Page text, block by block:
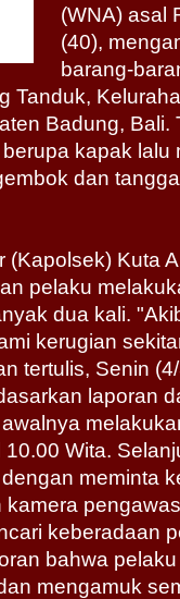
(WNA) asal
(40),
barang-
Tanduk,
Badung, Bali.
kapak lalu
dan
(Kapolsek) Kuta
pelaku
dua kali.
kerugian
tertulis, Senin
laporan
Wita.
meminta
keberadaan
bahwa
mengamuk